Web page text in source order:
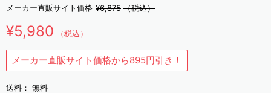
メーカー直販サイト価格 ¥6,875 （税込）
¥5,980 （税込）
メーカー直販サイト価格から895円引き！
送料： 無料